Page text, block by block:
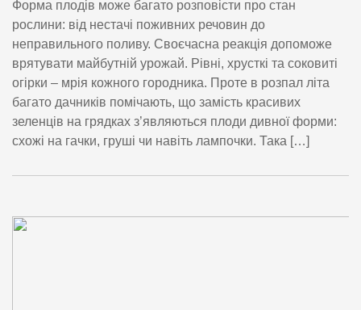
Форма плодів може багато розповісти про стан
рослини: від нестачі поживних речовин до
неправильного поливу. Своєчасна реакція допоможе
врятувати майбутній урожай. Рівні, хрусткі та соковиті
огірки – мрія кожного городника. Проте в розпал літа
багато дачників помічають, що замість красивих
зеленців на грядках з’являються плоди дивної форми:
схожі на гачки, груші чи навіть лампочки. Така […]